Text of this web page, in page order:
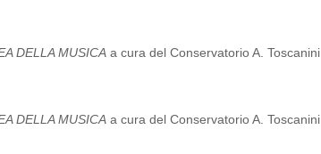
DELLA MUSICA a cura del Conservatorio A. Toscanini
DELLA MUSICA a cura del Conservatorio A. Toscanini